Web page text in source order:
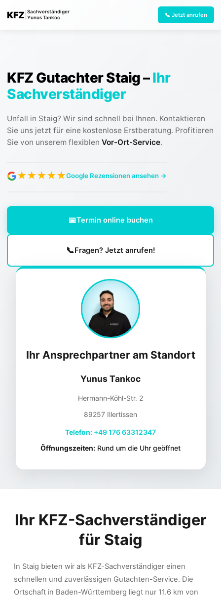
KFZ Sachverständiger
Yunus Tankoc
📞 Jetzt anrufen
KFZ Gutachter Staig–Ihr
Sachverständiger
Unfall in Staig? Wir sind schnell bei Ihnen. Kontaktieren
Sie uns jetzt für eine kostenlose Erstberatung. Profitieren
Sie von unserem flexiblen Vor-Ort-Service.
★★★★★Google Rezensionen ansehen →
📅Termin online buchen
📞Fragen? Jetzt anrufen!
Ihr Ansprechpartner am Standort
Yunus Tankoc
Hermann-Köhl-Str. 2
89257 Illertissen
Telefon: +49 176 63312347
Öffnungszeiten: Rund um die Uhr geöffnet
Ihr KFZ-Sachverständiger
für Staig
In Staig bieten wir als KFZ-Sachverständiger einen
schnellen und zuverlässigen Gutachten-Service. Die
Ortschaft in Baden-Württemberg liegt nur 11.6 km von